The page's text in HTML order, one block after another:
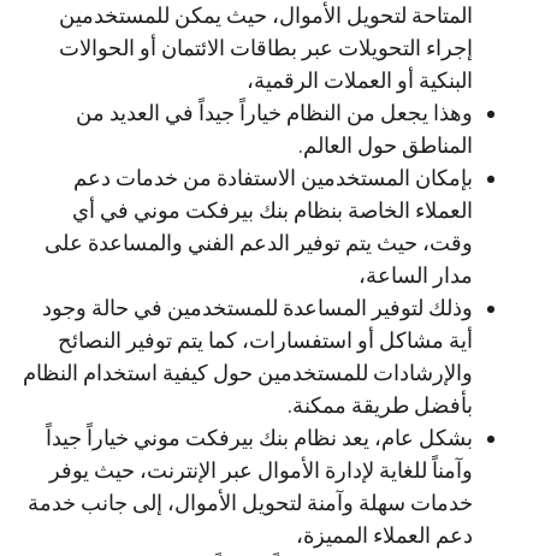
المتاحة لتحويل الأموال، حيث يمكن للمستخدمين
إجراء التحويلات عبر بطاقات الائتمان أو الحوالات
البنكية أو العملات الرقمية،
وهذا يجعل من النظام خياراً جيداً في العديد من
المناطق حول العالم.
بإمكان المستخدمين الاستفادة من خدمات دعم
العملاء الخاصة بنظام بنك بيرفكت موني في أي
وقت، حيث يتم توفير الدعم الفني والمساعدة على
مدار الساعة،
وذلك لتوفير المساعدة للمستخدمين في حالة وجود
أية مشاكل أو استفسارات، كما يتم توفير النصائح
والإرشادات للمستخدمين حول كيفية استخدام النظام
بأفضل طريقة ممكنة.
بشكل عام، يعد نظام بنك بيرفكت موني خياراً جيداً
وآمناً للغاية لإدارة الأموال عبر الإنترنت، حيث يوفر
خدمات سهلة وآمنة لتحويل الأموال، إلى جانب خدمة
دعم العملاء المميزة،